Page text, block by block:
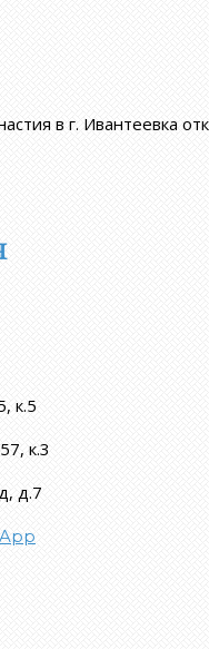
в г. Ивантеевка
к.5
к.3
д.7